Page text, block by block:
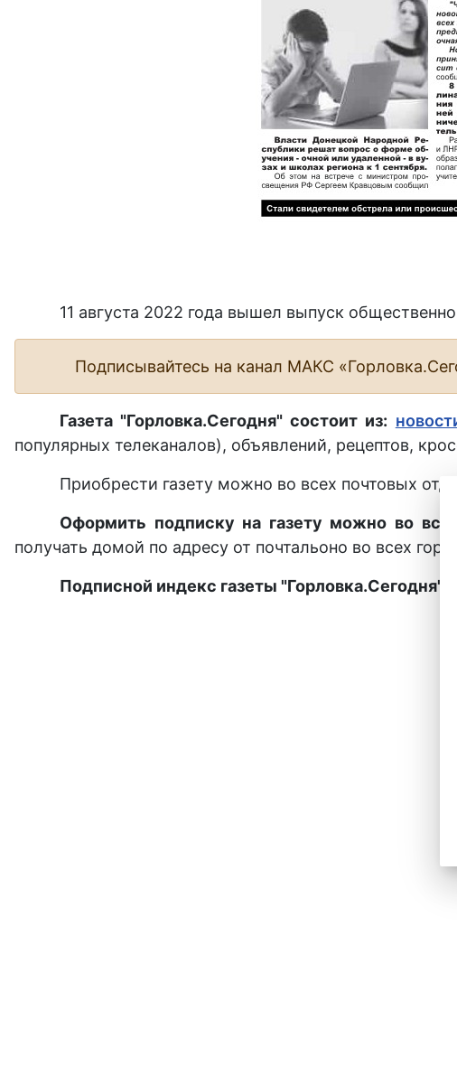
11 августа 2022 года вышел выпуск
Подписывайтесь на канал МАКС
Газета "Горловка.Сегодня" состоит из:
популярных телеканалов), объявлений, рецептов,
Приобрести газету можно во всех почтовых
Оформить подписку на газету можно во
получать домой по адресу от почтальоно во всех
Подписной индекс газеты "Горловка.Сегодня" –